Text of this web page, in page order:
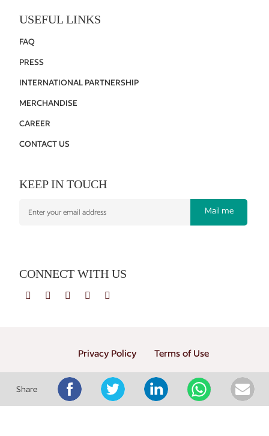
Share
USEFUL LINKS
FAQ
PRESS
INTERNATIONAL PARTNERSHIP
MERCHANDISE
CAREER
CONTACT US
KEEP IN TOUCH
Mail me
CONNECT WITH US
Copyright © 2026 PT. Gramedia Penerbit Buku Utama
Privacy Policy Terms of Use